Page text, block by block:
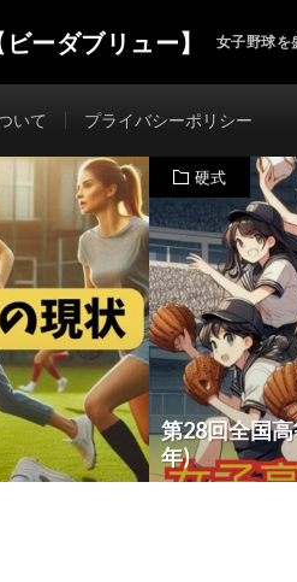
ーダブリュー】 女子野球を
いて プライバシーポリシー
硬式
第28回全国
年)